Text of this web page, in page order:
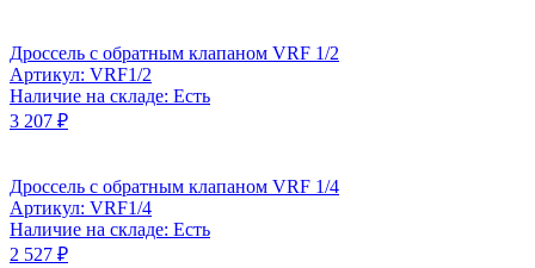
Дроссель с обратным клапаном VRF 1/2
Артикул: VRF1/2
Наличие на складе: Есть
3 207 ₽
Дроссель с обратным клапаном VRF 1/4
Артикул: VRF1/4
Наличие на складе: Есть
2 527 ₽